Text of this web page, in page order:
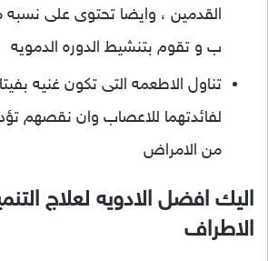
القدمين ، وايضا تحتوى على
ب و تقوم بتنشيط الدوره الدمويه
لفائدتهما للاعصاب وان نقصهم
من الامراض
اليك افضل الادويه لعلاج
الاطراف